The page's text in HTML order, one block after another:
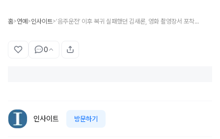
홈>연예 >인사이트> ‘음주운전’ 이후 복귀 실패했던 김새론, 영화 촬영장서 포착돼... 촬영 내내 밝은 얼굴
0
인사이트 방문하기